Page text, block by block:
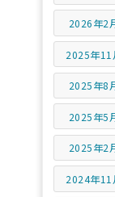
2026年2
2025年11
2025年8
2025年5
2025年2
2024年11